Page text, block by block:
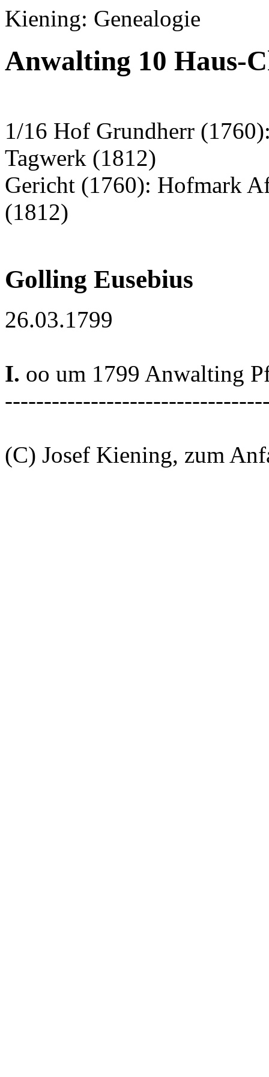
Kiening: Genealogie
Anwalting 10
1/16 Hof Grundherr
Tagwerk (1812)
Gericht (1760): Hofmark
(1812)
Golling Eusebius
26.03.1799
I. oo um 1799 Anwalting
(C) Josef Kiening, zum